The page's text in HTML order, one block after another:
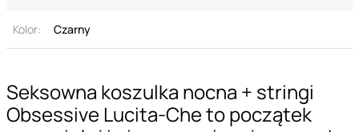
Seksowna koszulka nocna + stringi
Obsessive Lucita-Che to początek
Kolor: Czarny